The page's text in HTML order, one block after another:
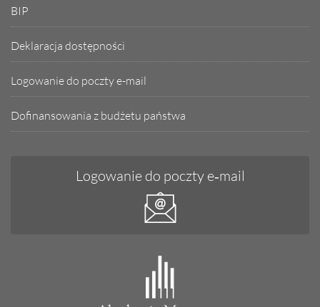
BIP
Deklaracja dostępności
Logowanie do poczty e-mail
Dofinansowania z budżetu państwa
Logowanie do poczty e‑mail